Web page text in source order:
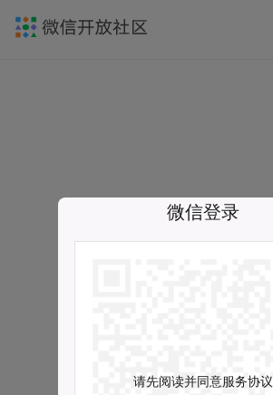
微信登录
请先阅读并同意服务协议